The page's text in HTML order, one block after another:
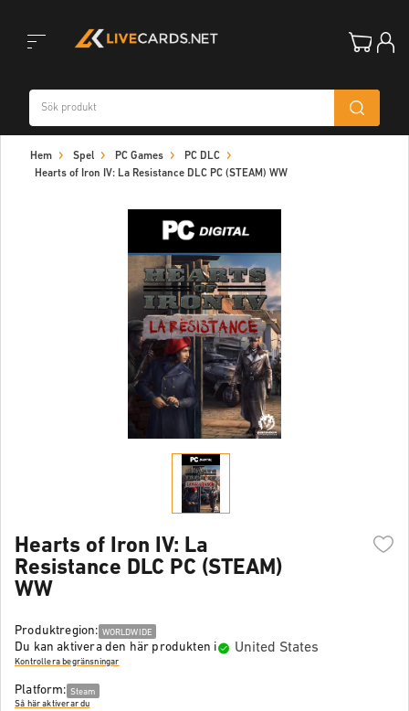
navigation
Hem Spel PC Games
PC DLC
Hearts of Iron IV: La Resistance DLC PC (STEAM) WW
Hearts of Iron IV: La
Resistance DLC PC (STEAM)
WW
Produktregion: WORLDWIDE
Du kan aktivera den här produkten i United States
Kontrollera begränsningar
Platform: Steam
Så här aktiverar du